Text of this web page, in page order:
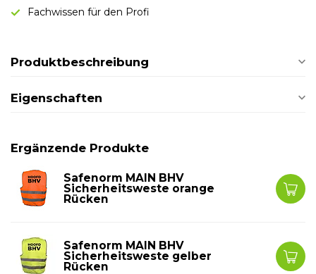
Fachwissen für den Profi
Produktbeschreibung
Eigenschaften
Ergänzende Produkte
Safenorm MAIN BHV
Sicherheitsweste orange
Rücken
Safenorm MAIN BHV
Sicherheitsweste gelber
Rücken